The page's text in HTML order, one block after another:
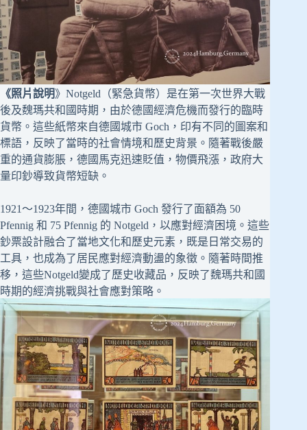
《照片說明》Notgeld（緊急貨幣）是在第一次世界大戰
後及魏瑪共和國時期，由於德國經濟危機而發行的臨時
貨幣。這些紙幣來自德國城市 Goch，印有不同的圖案和
標語，反映了當時的社會情境和歷史背景。隨著戰後嚴
重的通貨膨脹，德國馬克迅速貶值，物價飛漲，政府大
量印鈔導致貨幣短缺。
1921～1923年間，德國城市 Goch 發行了面額為 50
Pfennig 和 75 Pfennig 的 Notgeld，以應對經濟困境。這些
鈔票設計融合了當地文化和歷史元素，既是日常交易的
工具，也成為了居民應對經濟動盪的象徵。隨著時間推
移，這些Notgeld變成了歷史收藏品，反映了魏瑪共和國
時期的經濟挑戰與社會應對策略。